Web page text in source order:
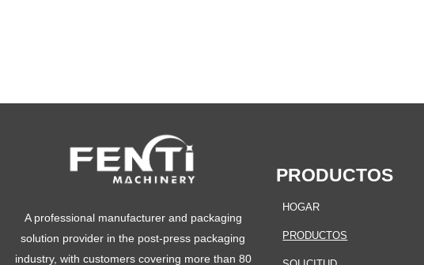
A professional manufacturer and packaging
solution provider in the post-press packaging
industry, with customers covering more than 80
PRODUCTOS
HOGAR
PRODUCTOS